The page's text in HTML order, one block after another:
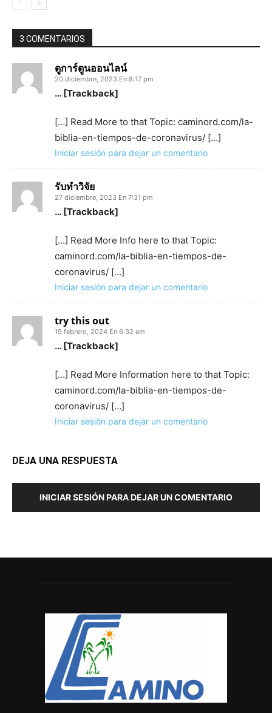
3 COMENTARIOS
ดูการ์ตูนออนไลน์
20 diciembre, 2023 En 8:17 pm
… [Trackback]
[…] Read More to that Topic: caminord.com/la-
biblia-en-tiempos-de-coronavirus/ […]
Iniciar sesión para dejar un comentario
รับทำวิจัย
27 diciembre, 2023 En 7:31 pm
… [Trackback]
[…] Read More Info here to that Topic:
caminord.com/la-biblia-en-tiempos-de-
coronavirus/ […]
Iniciar sesión para dejar un comentario
try this out
19 febrero, 2024 En 6:32 am
… [Trackback]
[…] Read More Information here to that Topic:
caminord.com/la-biblia-en-tiempos-de-
coronavirus/ […]
Iniciar sesión para dejar un comentario
DEJA UNA RESPUESTA
INICIAR SESIÓN PARA DEJAR UN COMENTARIO